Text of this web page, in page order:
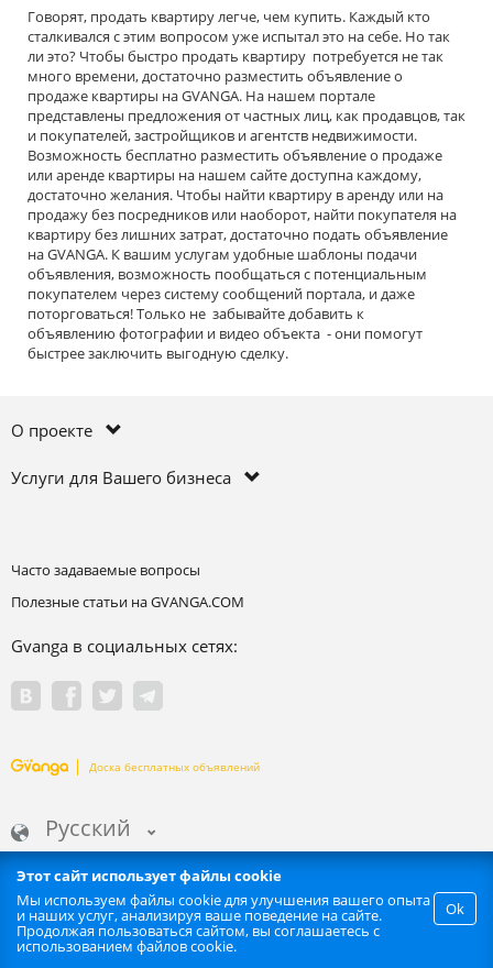
Говорят, продать квартиру легче, чем купить. Каждый кто
сталкивался с этим вопросом уже испытал это на себе. Но так
ли это? Чтобы быстро продать квартиру потребуется не так
много времени, достаточно разместить объявление о
продаже квартиры на GVANGA. На нашем портале
представлены предложения от частных лиц, как продавцов, так
и покупателей, застройщиков и агентств недвижимости.
Возможность бесплатно разместить объявление о продаже
или аренде квартиры на нашем сайте доступна каждому,
достаточно желания. Чтобы найти квартиру в аренду или на
продажу без посредников или наоборот, найти покупателя на
квартиру без лишних затрат, достаточно подать объявление
на GVANGA. К вашим услугам удобные шаблоны подачи
объявления, возможность пообщаться с потенциальным
покупателем через систему сообщений портала, и даже
поторговаться! Только не забывайте добавить к
объявлению фотографии и видео объекта - они помогут
быстрее заключить выгодную сделку.
Этот сайт использует файлы cookie
Ok
Мы используем файлы cookie для улучшения вашего опыта
и наших услуг, анализируя ваше поведение на сайте.
Продолжая пользоваться сайтом, вы соглашаетесь с
использованием файлов cookie.
О проекте
Услуги для Вашего бизнеса
Часто задаваемые вопросы
Полезные статьи на GVANGA.COM
Gvanga в социальных сетях:
Доска бесплатных объявлений
Русский
Запрещается любое автоматизированное извлечение информации
сайта. | GVANGA.COM 2015-2026 ©.